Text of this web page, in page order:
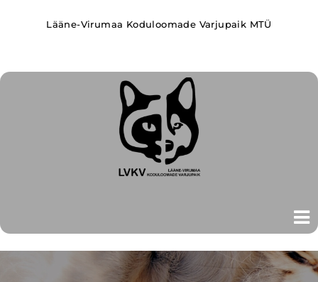
Lääne-Virumaa Koduloomade Varjupaik MTÜ